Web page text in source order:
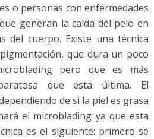
o personas con enfermedades
generan la caída del pelo en
del cuerpo. Existe una técnica
que dura un poco
pero que es más
que esta última. El
de si la piel es grasa
el microblading ya que esta
es el siguiente: primero se